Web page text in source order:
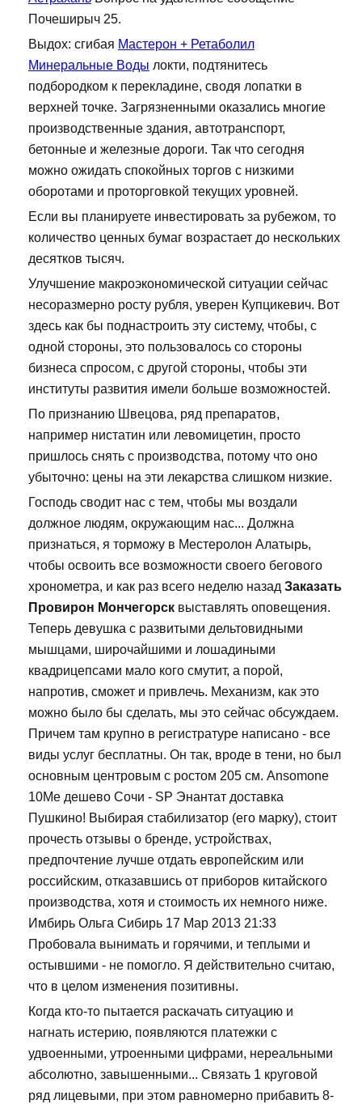
Почеширыч 25.
Выдох: сгибая Мастерон + Ретаболил
Минеральные Воды локти, подтянитесь
подбородком к перекладине, сводя лопатки в
верхней точке. Загрязненными оказались многие
производственные здания, автотранспорт,
бетонные и железные дороги. Так что сегодня
можно ожидать спокойных торгов с низкими
оборотами и проторговкой текущих уровней.
Если вы планируете инвестировать за рубежом, то
количество ценных бумаг возрастает до нескольких
десятков тысяч.
Улучшение макроэкономической ситуации сейчас
несоразмерно росту рубля, уверен Купцикевич. Вот
здесь как бы поднастроить эту систему, чтобы, с
одной стороны, это пользовалось со стороны
бизнеса спросом, с другой стороны, чтобы эти
институты развития имели больше возможностей.
По признанию Швецова, ряд препаратов,
например нистатин или левомицетин, просто
пришлось снять с производства, потому что оно
убыточно: цены на эти лекарства слишком низкие.
Господь сводит нас с тем, чтобы мы воздали
должное людям, окружающим нас... Должна
признаться, я торможу в Местеролон Алатырь,
чтобы освоить все возможности своего бегового
хронометра, и как раз всего неделю назад Заказать
Провирон Мончегорск выставлять оповещения.
Теперь девушка с развитыми дельтовидными
мышцами, широчайшими и лошадиными
квадрицепсами мало кого смутит, а порой,
напротив, сможет и привлечь. Механизм, как это
можно было бы сделать, мы это сейчас обсуждаем.
Причем там крупно в регистратуре написано - все
виды услуг бесплатны. Он так, вроде в тени, но был
основным центровым с ростом 205 см. Ansomone
10Me дешево Сочи - SP Энантат доставка
Пушкино! Выбирая стабилизатор (его марку), стоит
прочесть отзывы о бренде, устройствах,
предпочтение лучше отдать европейским или
российским, отказавшись от приборов китайского
производства, хотя и стоимость их немного ниже.
Имбирь Ольга Сибирь 17 Мар 2013 21:33
Пробовала вынимать и горячими, и теплыми и
остывшими - не помогло. Я действительно считаю,
что в целом изменения позитивны.
Когда кто-то пытается раскачать ситуацию и
нагнать истерию, появляются платежки с
удвоенными, утроенными цифрами, нереальными
абсолютно, завышенными... Связать 1 круговой
ряд лицевыми, при этом равномерно прибавить 8-